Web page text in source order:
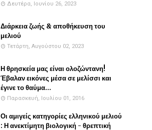
Δευτέρα, Ιουνίου 26, 2023
Διάρκεια ζωής & αποθήκευση του
μελιού
Τετάρτη, Αυγούστου 02, 2023
Η θρησκεία μας είναι ολοζώντανη!
Έβαλαν εικόνες μέσα σε μελίσσι και
έγινε το θαύμα...
Παρασκευή, Ιουλίου 01, 2016
Οι αμιγείς κατηγορίες ελληνικού μελιού
: Η ανεκτίμητη βιολογική - θρεπτική